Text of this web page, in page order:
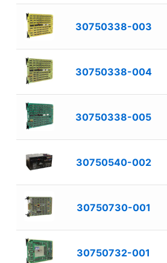
30750338-003
30750338-004
30750338-005
30750540-002
30750730-001
30750732-001